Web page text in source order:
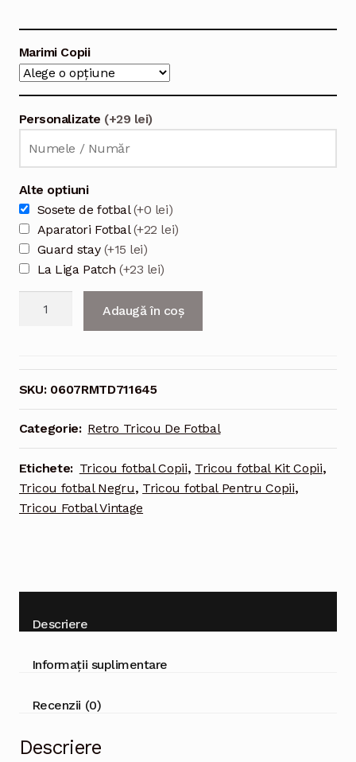
Marimi Copii
Personalizate (+29 lei)
Alte optiuni
Sosete de fotbal(+0 lei)
Aparatori Fotbal(+22 lei)
Guard stay (+15 lei)
La Liga Patch(+23 lei)
Adaugă în coș
SKU: 0607RMTD711645
Categorie: Retro Tricou De Fotbal
Etichete: Tricou fotbal Copii, Tricou fotbal Kit Copii,
Tricou fotbal Negru, Tricou fotbal Pentru Copii,
Tricou Fotbal Vintage
Descriere
Informații suplimentare
Recenzii (0)
Descriere